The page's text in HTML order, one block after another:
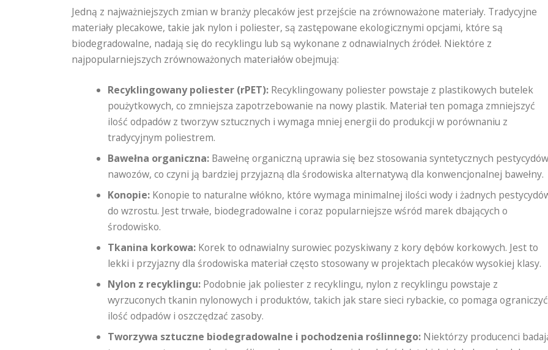
Jedną z najważniejszych zmian w branży plecaków jest przejście na zrównoważone materiały. Tradycyjne
materiały plecakowe, takie jak nylon i poliester, są zastępowane ekologicznymi opcjami, które są
biodegradowalne, nadają się do recyklingu lub są wykonane z odnawialnych źródeł. Niektóre z
najpopularniejszych zrównoważonych materiałów obejmują:
Recyklingowany poliester (rPET): Recyklingowany poliester powstaje z plastikowych butelek
poużytkowych, co zmniejsza zapotrzebowanie na nowy plastik. Materiał ten pomaga zmniejszyć
ilość odpadów z tworzyw sztucznych i wymaga mniej energii do produkcji w porównaniu z
tradycyjnym poliestrem.
Bawełna organiczna: Bawełnę organiczną uprawia się bez stosowania syntetycznych
nawozów, co czyni ją bardziej przyjazną dla środowiska alternatywą dla konwencjonalnej bawełny.
Konopie: Konopie to naturalne włókno, które wymaga minimalnej ilości wody i żadnych
do wzrostu. Jest trwałe, biodegradowalne i coraz popularniejsze wśród marek dbających o
środowisko.
Tkanina korkowa: Korek to odnawialny surowiec pozyskiwany z kory dębów korkowych. Jest to
lekki i przyjazny dla środowiska materiał często stosowany w projektach plecaków wysokiej klasy.
Nylon z recyklingu: Podobnie jak poliester z recyklingu, nylon z recyklingu powstaje z
wyrzuconych tkanin nylonowych i produktów, takich jak stare sieci rybackie, co pomaga ograniczyć
ilość odpadów i oszczędzać zasoby.
Tworzywa sztuczne biodegradowalne i pochodzenia roślinnego: Niektórzy producenci